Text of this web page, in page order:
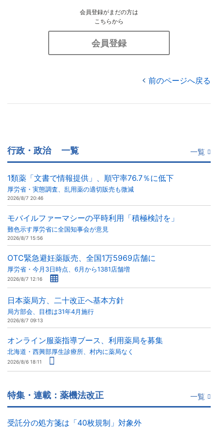
会員登録がまだの方は
こちらから
会員登録
前のページへ戻る
行政・政治 一覧 一覧
1類薬「文書で情報提供」、順守率76.7％に低下
厚労省・実態調査、乱用薬の適切販売も微減
2026/8/7 20:46
モバイルファーマシーの平時利用「積極検討を」
難色示す厚労省に全国知事会が意見
2026/8/7 15:56
OTC緊急避妊薬販売、全国1万5969店舗に
厚労省・今月3日時点、6月から1381店舗増
2026/8/7 12:16
日本薬局方、二十改正へ基本方針
局方部会、目標は31年4月施行
2026/8/7 09:13
オンライン服薬指導ブース、利用薬局を募集
北海道・西興部厚生診療所、村内に薬局なく
2026/8/6 18:11
特集・連載：薬機法改正 一覧
受託分の処方箋は「40枚規制」対象外